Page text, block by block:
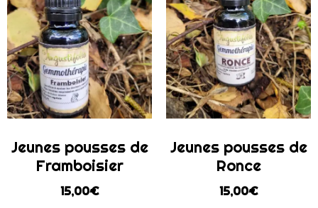
Jeunes pousses de
Framboisier
15,00€
Jeunes pousses de
Ronce
15,00€